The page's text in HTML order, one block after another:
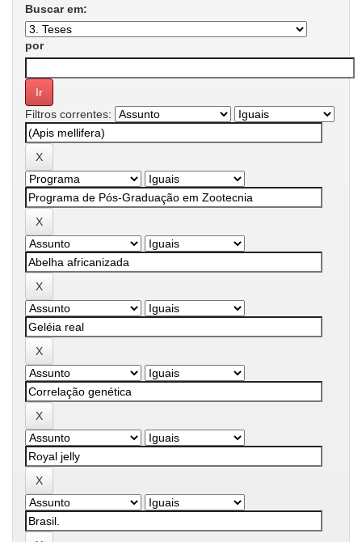
Buscar em:
por
Filtros correntes: